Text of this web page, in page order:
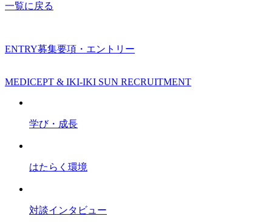
一覧に戻る
ENTRY募集要項・エントリー
MEDICEPT & IKI-IKI SUN RECRUITMENT
学び・成長
はたらく環境
対談インタビュー